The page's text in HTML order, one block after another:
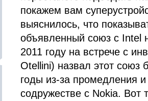
покажем вам
выяснилось, что
объявленный союз с Intel
2011 году на встрече с
Otellini) назвал этот союз
годы из-за промедления
содружестве с Nokia. Вот